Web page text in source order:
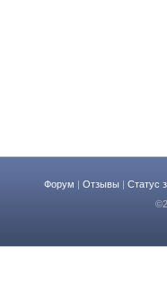
Форум |Отзывы |Статус